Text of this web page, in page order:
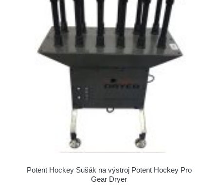
Potent Hockey Sušák na výstroj Potent Hockey Pro
Gear Dryer